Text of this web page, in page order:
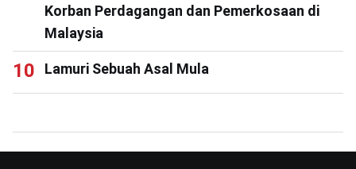
Korban Perdagangan dan Pemerkosaan di
Malaysia
Lamuri Sebuah Asal Mula